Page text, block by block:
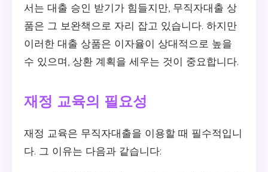
서는 대출 승인 받기가 힘들지만, 무직자대출 상
품은 그 보완책으로 자리 잡고 있습니다. 하지만
이러한 대출 상품은 이자율이 상대적으로 높을
수 있으며, 상환 계획을 세우는 것이 중요합니다.
재정 교육의 필요성
재정 교육은 무직자대출을 이용할 때 필수적입니
다. 그 이유는 다음과 같습니다: